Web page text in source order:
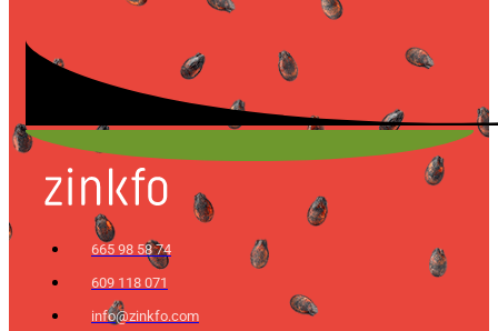
665 98 58 74
609 118 071
info@zinkfo.com